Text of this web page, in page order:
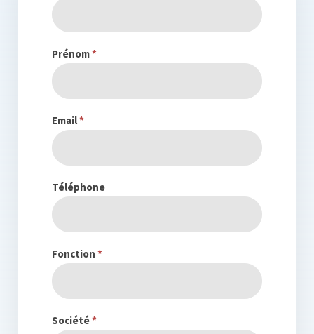
blanc
Profession
Travel
Manager
n°
2
–
Missions
Objectifs
–
2010
Prénom*
Email*
Téléphone
Fonction *
Société*